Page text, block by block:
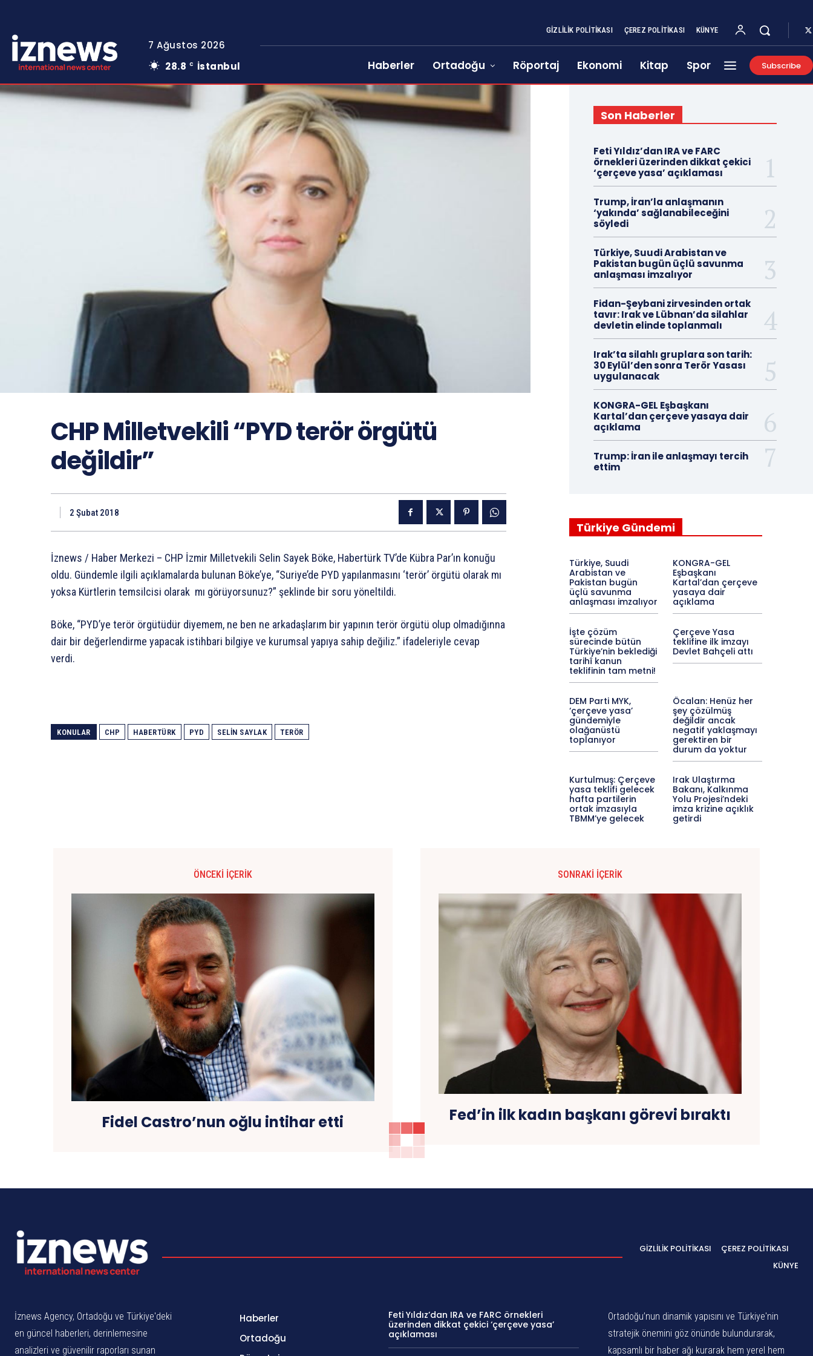
7 Ağustos 2026
28.8 C İstanbul
GIZLILIK POLITIKASI ÇEREZ POLITIKASI KÜNYE
Haberler Ortadoğu Röportaj Ekonomi Kitap Spor Subscribe
CHP Milletvekili “PYD terör örgütü
değildir”
2 Şubat 2018
İznews / Haber Merkezi – CHP İzmir Milletvekili Selin Sayek Böke, Habertürk TV’de Kübra Par’ın konuğu
oldu. Gündemle ilgili açıklamalarda bulunan Böke’ye, “Suriye’de PYD yapılanmasını ‘terör’ örgütü olarak mı
yoksa Kürtlerin temsilcisi olarak mı görüyorsunuz?” şeklinde bir soru yöneltildi.
Böke, “PYD’ye terör örgütüdür diyemem, ne ben ne arkadaşlarım bir yapının terör örgütü olup olmadığınna
dair bir değerlendirme yapacak istihbari bilgiye ve kurumsal yapıya sahip değiliz.” ifadeleriyle cevap
verdi.
KONULAR CHP HABERTÜRK PYD SELIN SAYLAK TERÖR
Son Haberler
Feti Yıldız’dan IRA ve FARC
örnekleri üzerinden dikkat çekici
‘çerçeve yasa’ açıklaması
Trump, İran’la anlaşmanın
‘yakında’ sağlanabileceğini
söyledi
Türkiye, Suudi Arabistan ve
Pakistan bugün üçlü savunma
anlaşması imzalıyor
Fidan-Şeybani zirvesinden ortak
tavır: Irak ve Lübnan’da silahlar
devletin elinde toplanmalı
Irak’ta silahlı gruplara son tarih:
30 Eylül’den sonra Terör Yasası
uygulanacak
KONGRA-GEL Eşbaşkanı
Kartal’dan çerçeve yasaya dair
açıklama
Trump: İran ile anlaşmayı tercih
ettim
Türkiye Gündemi
Türkiye, Suudi
Arabistan ve
Pakistan bugün
üçlü savunma
anlaşması imzalıyor
KONGRA-GEL
Eşbaşkanı
Kartal’dan çerçeve
yasaya dair
açıklama
İşte çözüm
sürecinde bütün
Türkiye’nin beklediği
tarihî kanun
teklifinin tam metni!
Çerçeve Yasa
teklifine ilk imzayı
Devlet Bahçeli attı
DEM Parti MYK,
‘çerçeve yasa’
gündemiyle
olağanüstü
toplanıyor
Öcalan: Henüz her
şey çözülmüş
değildir ancak
negatif yaklaşmayı
gerektiren bir
durum da yoktur
Kurtulmuş: Çerçeve
yasa teklifi gelecek
hafta partilerin
ortak imzasıyla
TBMM’ye gelecek
Irak Ulaştırma
Bakanı, Kalkınma
Yolu Projesi’ndeki
imza krizine açıklık
getirdi
ÖNCEKI İÇERIK
Fidel Castro’nun oğlu intihar etti
SONRAKI İÇERIK
Fed’in ilk kadın başkanı görevi bıraktı
GIZLILIK POLITIKASI
ÇEREZ POLITIKASI
KÜNYE
İznews Agency, Ortadoğu ve Türkiye'deki
en güncel haberleri, derinlemesine
analizleri ve güvenilir raporları sunan
Haberler
Ortadoğu
Feti Yıldız’dan IRA ve FARC örnekleri
üzerinden dikkat çekici ‘çerçeve yasa’
açıklaması
Ortadoğu’nun dinamik yapısını ve Türkiye'nin
stratejik önemini göz önünde bulundurarak,
kapsamlı bir haber ağı kurarak hem yerel hem